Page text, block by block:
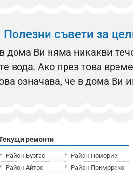
Полезни съвети за
дома Ви няма никакви
вода. Ако през това
означава, че в дома Ви
ремонти
Район Бургас
Район Айтос
Район Поморие
Район Приморско